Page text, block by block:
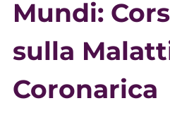
Mundi:
sulla
Coronarica